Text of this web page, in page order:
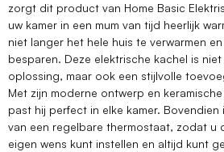
zorgt dit product van Home Basic
uw kamer in een mum van tijd heerlijk
niet langer het hele huis te verwarmen
besparen. Deze elektrische kachel is
oplossing, maar ook een stijlvolle
Met zijn moderne ontwerp en
past hij perfect in elke kamer.
van een regelbare thermostaat, zodat u
eigen wens kunt instellen en altijd kunt